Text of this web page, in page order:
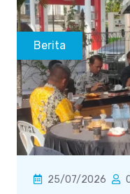
Berita
25/07/2026